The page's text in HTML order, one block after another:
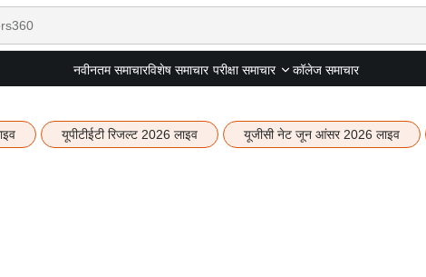
नवीनतम समाचारविशेष समाचार परीक्षा समाचार कॉलेज समाचार
यूपीटीईटी रिजल्ट 2026 लाइव यूजीसी नेट जून आंसर 2026 लाइव